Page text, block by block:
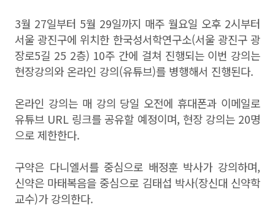
3월 27일부터 5월 29일까지 매주 월요일 오후 2시부터
서울 광진구에 위치한 한국성서학연구소(서울 광진구 광
장로5길 25 2층) 10주 간에 걸쳐 진행되는 이번 강의는
현장강의와 온라인 강의(유튜브)를 병행해서 진행된다.
온라인 강의는 매 강의 당일 오전에 휴대폰과 이메일로
유튜브 URL 링크를 공유할 예정이며, 현장 강의는 20명
으로 제한한다.
구약은 다니엘서를 중심으로 배정훈 박사가 강의하며,
신약은 마태복음을 중심으로 김태섭 박사(장신대 신약학
교수)가 강의한다.